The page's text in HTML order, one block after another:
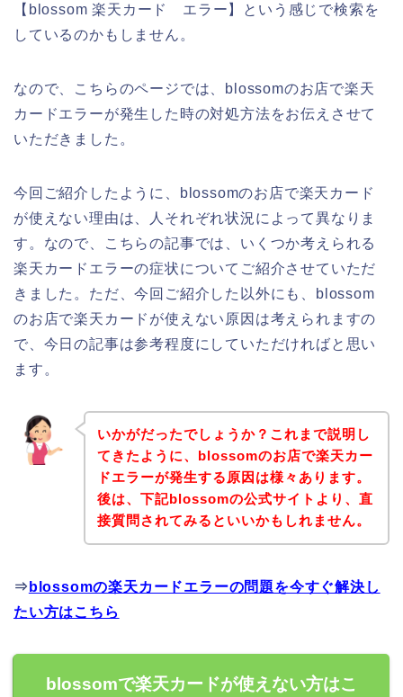
【blossom 楽天カード エラー】という感じで検索を
しているのかもしません。
なので、こちらのページでは、blossomのお店で楽天
カードエラーが発生した時の対処方法をお伝えさせて
いただきました。
今回ご紹介したように、blossomのお店で楽天カード
が使えない理由は、人それぞれ状況によって異なりま
す。なので、こちらの記事では、いくつか考えられる
楽天カードエラーの症状についてご紹介させていただ
きました。ただ、今回ご紹介した以外にも、blossom
のお店で楽天カードが使えない原因は考えられますの
で、今日の記事は参考程度にしていただければと思い
ます。
いかがだったでしょうか？これまで説明し
てきたように、blossomのお店で楽天カー
ドエラーが発生する原因は様々あります。
後は、下記blossomの公式サイトより、直
接質問されてみるといいかもしれません。
⇒ blossomの楽天カードエラーの問題を今すぐ解決し
たい方はこちら
blossomで楽天カードが使えない方はこ